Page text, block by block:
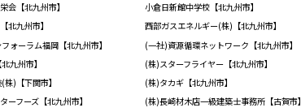
会【北九州市】
小倉日新館中学校【北九州市】
北九州市】
西部ガスエネルギー(株)【北九州市】
ォーラム福岡【北九州市】
(一社)資源循環ネットワーク【北九州市】
九州市】
(株)スターフライヤー【北九州市】
)【下関市】
(株)タカギ【北九州市】
ーフーズ【北九州市】
(株)長崎材木店一級建築士事務所【古賀市】